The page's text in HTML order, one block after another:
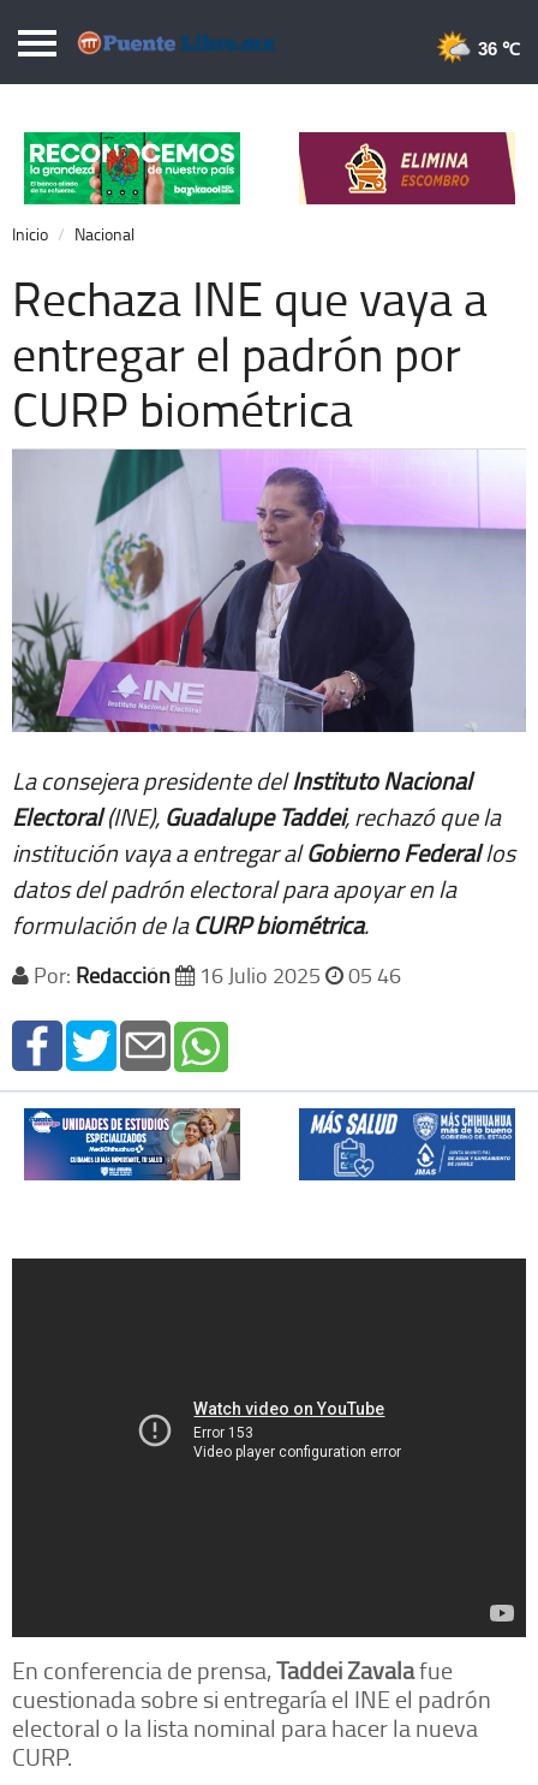
Puentelibre.mx
Local
Nacional
Opinión
Cronos
Economía
Espectáculos
36 ℃
Inicio Nacional
Rechaza INE que vaya a
entregar el padrón por
CURP biométrica
La consejera presidente delInstituto Nacional
Electoral(INE), Guadalupe Taddei, rechazó que la
institución vaya a entregar alGobierno Federallos
datos del padrón electoral para apoyar en la
formulación de laCURP biométrica.
Por: Redacción 16 Julio 2025 05 46
En conferencia de prensa,Taddei Zavalafue
cuestionada sobre si entregaría el INE el padrón
electoral o la lista nominal para hacer la nueva
CURP.